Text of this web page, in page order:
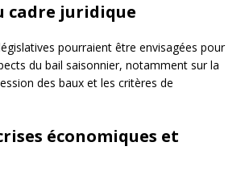
cadre juridique
pourraient être envisagées pour
du bail saisonnier, notamment sur la
des baux et les critères de
économiques et